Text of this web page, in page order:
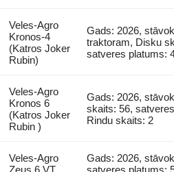
Veles-Agro
Kronos-4
(Katros Joker
Rubin)
Gads: 2026,
traktoram, Disku
satveres platums:
Veles-Agro
Kronos 6
(Katros Joker
Rubin )
Gads: 2026,
skaits: 56,
Rindu skaits: 2
Veles-Agro
Zeus 6 VT
Gads: 2026,
satveres platums: